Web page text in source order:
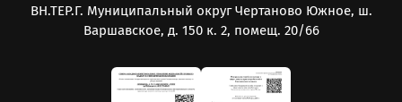
ВН.ТЕР.Г. Муниципальный округ Чертаново Южное, ш.
Варшавское, д. 150 к. 2, помещ. 20/66